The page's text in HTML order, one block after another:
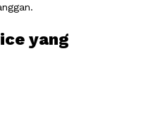
yang